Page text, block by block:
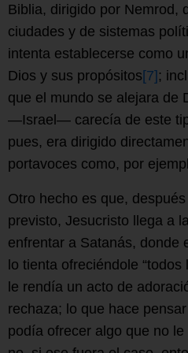
Biblia, dirigido por Nemrod,
ciudades y de sistemas
intenta establecerse como
Dios y sus propósitos[7];
que el mundo se alejara de
—Israel— carecía de este
pues, era dirigido
portavoces como, por
Otro hecho es que,
previsto, Jesucristo llega a
enfrentar a Satanás, donde
lo tienta ofreciéndole “todos
le rendía un acto de
rechaza; lo que hace
podía ofrecer algo que no